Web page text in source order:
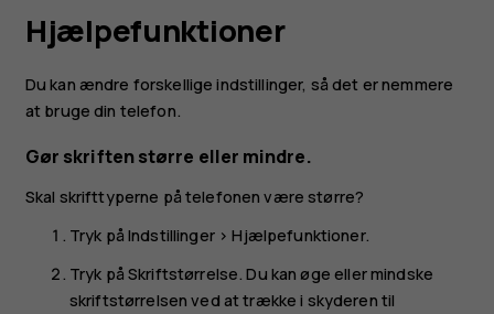
G21
Hjælpefunktioner
Du kan ændre forskellige indstillinger, så det er nemmere
at bruge din telefon.
Gør skriften større eller mindre.
Skal skrifttyperne på telefonen være større?
Tryk påIndstillinger>Hjælpefunktioner.
Tryk påSkriftstørrelse. Du kan øge eller mindske
skriftstørrelsen ved at trække i skyderen til